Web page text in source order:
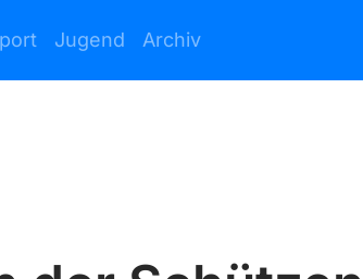
Jugend Archiv